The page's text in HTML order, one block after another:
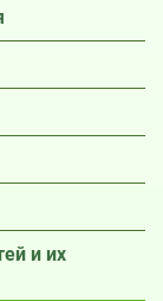
и их